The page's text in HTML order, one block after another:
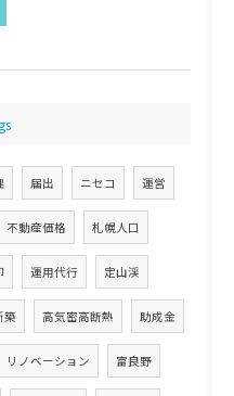
届出 ニセコ 運営
不動産価格 札幌人口
運用代行 定山渓
築 高気密高断熱 助成金
リノベーション 富良野